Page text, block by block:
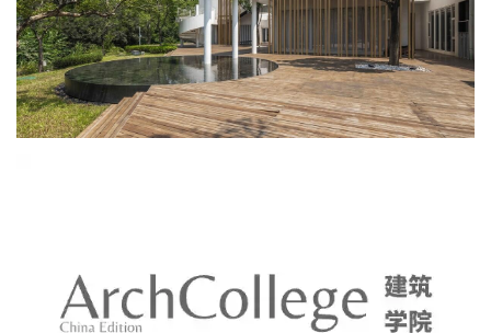
景
观
建
登录 注册